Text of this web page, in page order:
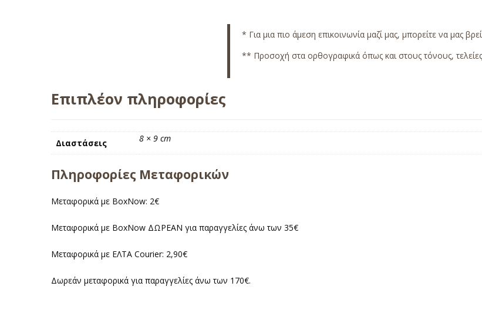
* Για μια πιο άμεση επικοινωνία μαζί μας, μπορείτε να μας
** Προσοχή στα ορθογραφικά όπως και στους τόνους, τελείες
Επιπλέον πληροφορίες
Διαστάσεις 8 × 9 cm
Πληροφορίες Μεταφορικών
Μεταφορικά με BoxNow: 2€
Μεταφορικά με BoxNow ΔΩΡΕΑΝ για παραγγελίες άνω των 35€
Μεταφορικά με ΕΛΤΑ Courier: 2,90€
Δωρεάν μεταφορικά για παραγγελίες άνω των 170€.